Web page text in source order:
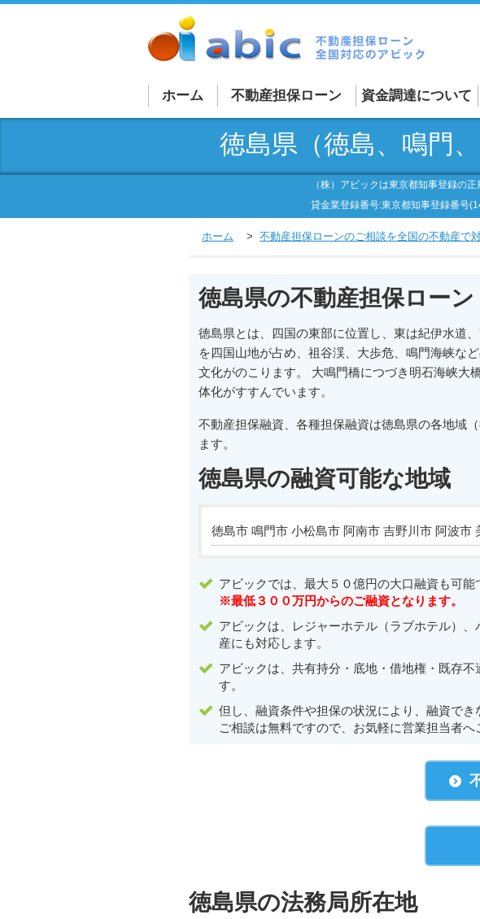
ホーム 不動産担保ローン
不動産担保ローン詳細
個人向け不動産担保ローン
買取再販ローン
外国人向けローン
不動産担保商品一覧
資金調達について
融資案件の紹介受付
審査が通るか不安
日本全国に対応
徳島県（徳島、鳴門
（株）アビックは東京都知事登録の
貸金業登録番号:東京都知事登録番号
ホーム 不動産担保ローンのご相談を全国の不動産で
徳島県の不動産担保ローン
徳島県とは、四国の東部に位置し、東は紀伊水道
を四国山地が占め、祖谷渓、大歩危、鳴門海峡な
文化がのこります。 大鳴門橋につづき明石海峡大
体化がすすんでいます。
不動産担保融資、各種担保融資は徳島県の各地域
ます。
徳島県の融資可能な地域
徳島市 鳴門市 小松島市 阿南市 吉野川市 阿波市
アビックでは、最大５０億円の大口融資も可能
※最低３００万円からのご融資となります。
アビックは、レジャーホテル（ラブホテル）
産にも対応します。
アビックは、共有持分・底地・借地権・既存
す。
但し、融資条件や担保の状況により、融資でき
ご相談は無料ですので、お気軽に営業担当者へ
徳島県の法務局所在地